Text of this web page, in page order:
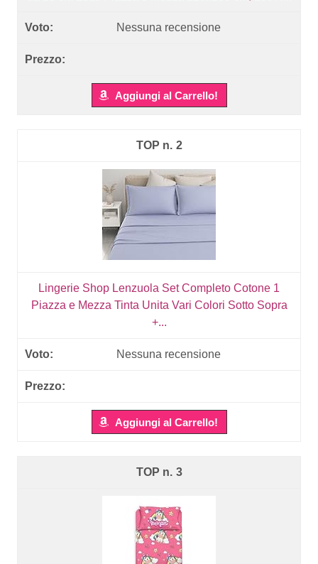
Nessuna recensione
Aggiungi al Carrello!
2
Lingerie Shop Lenzuola Set Completo Cotone 1
Piazza e Mezza Tinta Unita Vari Colori Sotto Sopra
+...
Nessuna recensione
Aggiungi al Carrello!
3